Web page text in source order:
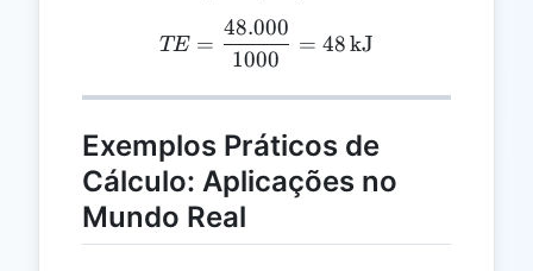
TE =
TE =
1000
48.000
= 48kJ
Exemplos Práticos de
Cálculo: Aplicações no
Mundo Real